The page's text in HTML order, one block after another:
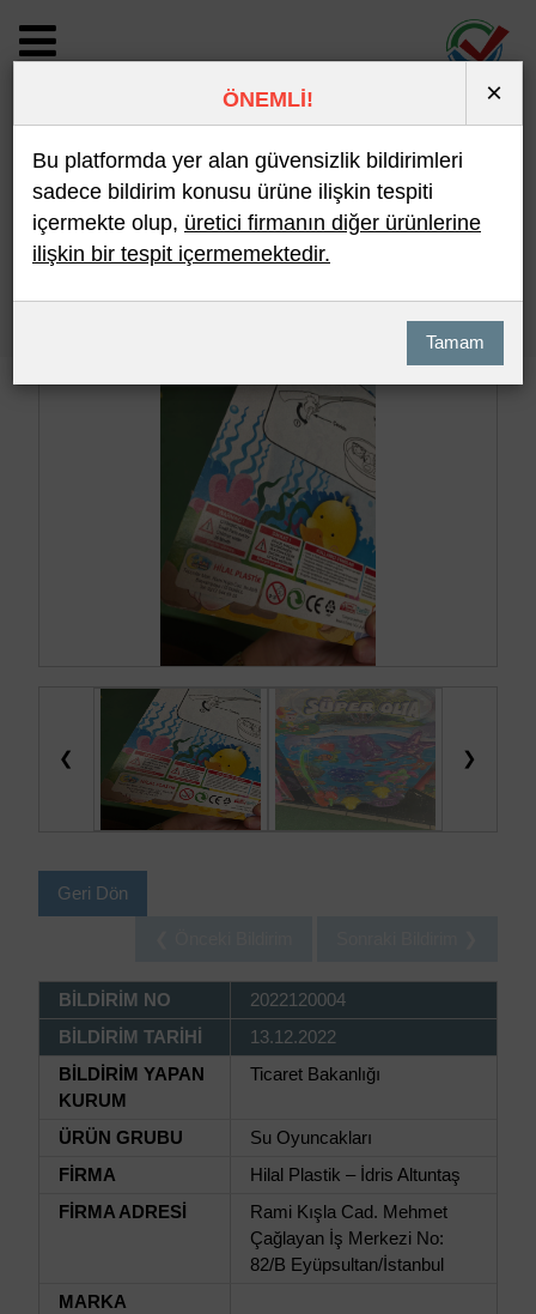
BİLDİRİM DETAYI
Son 10 Bildirim En Çok İncelenen
❮ ❯
Geri Dön
BİLDİRİM NO
2022120004
BİLDİRİM TARİHİ
13.12.2022
BİLDİRİM YAPAN
KURUM
Ticaret Bakanlığı
ÜRÜN GRUBU
Su Oyuncakları
FİRMA
Hilal Plastik – İdris Altuntaş
FİRMA ADRESİ
Rami Kışla Cad. Mehmet
Çağlayan İş Merkezi No:
82/B Eyüpsultan/İstanbul
MARKA
ÖNEMLİ! ×
Bu platformda yer alan güvensizlik bildirimleri
sadece bildirim konusu ürüne ilişkin tespiti
içermekte olup, üretici firmanın diğer ürünlerine
ilişkin bir tespit içermemektedir.
Tamam